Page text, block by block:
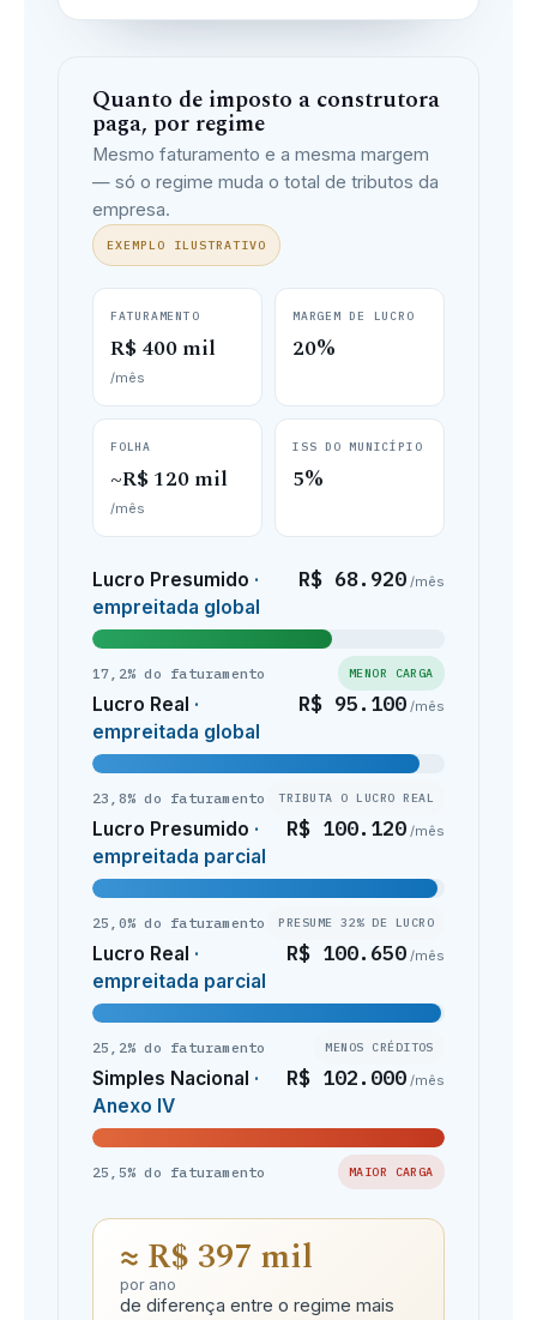
Quanto de imposto a construtora
paga, por regime
Mesmo faturamento e a mesma margem
— só o regime muda o total de tributos da
empresa.
EXEMPLO ILUSTRATIVO
FATURAMENTO
R$ 400 mil
/mês
MARGEM DE LUCRO
20%
FOLHA
~R$ 120 mil
/mês
ISS DO MUNICÍPIO
5%
Lucro Presumido ·
empreitada global
R$ 68.920 /mês
17,2% do faturamento MENOR CARGA
Lucro Real ·
empreitada global
R$ 95.100 /mês
23,8% do faturamento TRIBUTA O LUCRO REAL
Lucro Presumido ·
empreitada parcial
R$ 100.120 /mês
25,0% do faturamento PRESUME 32% DE LUCRO
Lucro Real ·
empreitada parcial
R$ 100.650 /mês
25,2% do faturamento MENOS CRÉDITOS
Simples Nacional ·
Anexo IV
R$ 102.000 /mês
25,5% do faturamento MAIOR CARGA
≈ R$ 397 mil
por ano
de diferença entre o regime mais